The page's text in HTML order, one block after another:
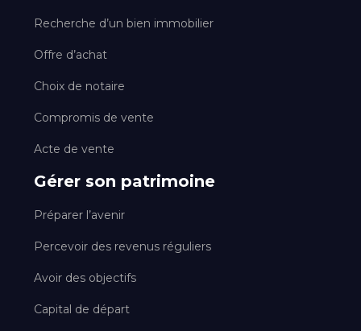
Recherche d’un bien immobilier
Offre d’achat
Choix de notaire
Compromis de vente
Acte de vente
Gérer son patrimoine
Préparer l’avenir
Percevoir des revenus réguliers
Avoir des objectifs
Capital de départ